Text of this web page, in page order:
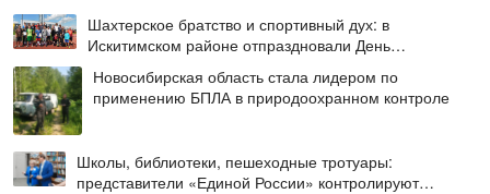
Шахтерское братство и спортивный дух: в
Искитимском районе отпраздновали День
Новосибирская область стала лидером по
применению БПЛА в природоохранном контроле
Школы, библиотеки, пешеходные тротуары:
представители «Единой России» контролируют